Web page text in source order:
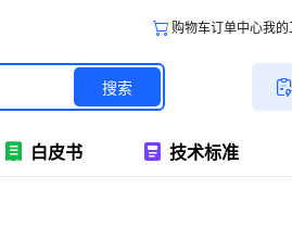
购物车订单中心我的
搜索
白皮书 技术标准